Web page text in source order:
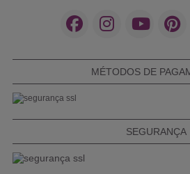
MÉTODOS DE
SEGURANÇA